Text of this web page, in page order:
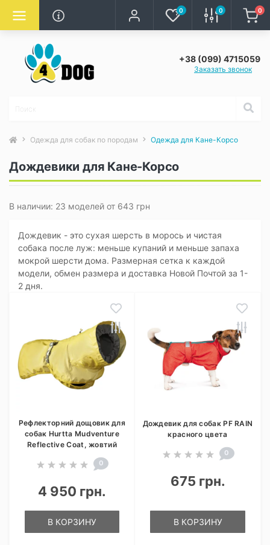
0 0 0
+38 (099) 4715059
Заказать звонок
Одежда для собак по породам Одежда для Кане-Корсо
Дождевики для Кане-Корсо
В наличии: 23 моделей от 643 грн
Дождевик - это сухая шерсть в морось и чистая
собака после луж: меньше купаний и меньше запаха
мокрой шерсти дома. Размерная сетка к каждой
модели, обмен размера и доставка Новой Почтой за 1-
2 дня.
Рефлекторний дощовик для
собак Hurtta Mudventure
Reflective Coat, жовтий
0
4 950 грн.
В КОРЗИНУ
Дождевик для собак PF RAIN
красного цвета
0
675 грн.
В КОРЗИНУ